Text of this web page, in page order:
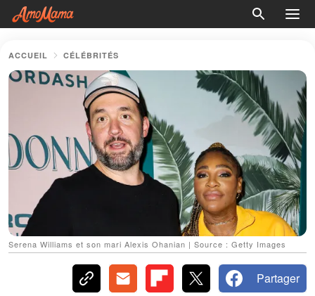
ACCUEIL CÉLÉBRITÉS
Serena Williams et son mari Alexis Ohanian | Source : Getty Images
Partager